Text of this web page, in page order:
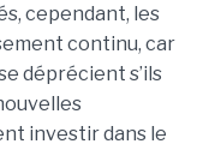
cependant, les
continu, car
déprécient s’ils
investir dans le